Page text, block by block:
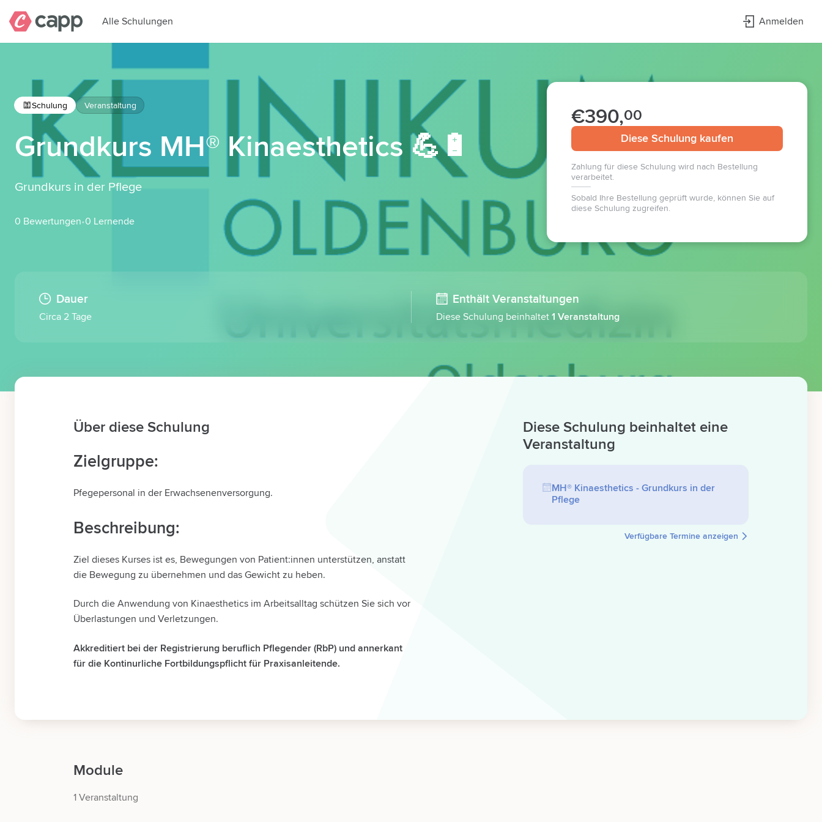
Alle Schulungen Anmelden
Schulung Veranstaltung
Grundkurs MH® Kinaesthetics 💪🔋
Grundkurs in der Pflege
0 Bewertungen 0 Lernende
€390,00
Diese Schulung kaufen
Zahlung für diese Schulung wird nach Bestellung
verarbeitet.
Sobald Ihre Bestellung geprüft wurde, können Sie auf
diese Schulung zugreifen.
Dauer
Circa 2 Tage
Enthält Veranstaltungen
Diese Schulung beinhaltet1 Veranstaltung
Über diese Schulung
Zielgruppe:
Pfegepersonal in der Erwachsenenversorgung.
Beschreibung:
Ziel dieses Kurses ist es, Bewegungen von Patient:innen unterstützen, anstatt
die Bewegung zu übernehmen und das Gewicht zu heben.
Durch die Anwendung von Kinaesthetics im Arbeitsalltag schützen Sie sich vor
Überlastungen und Verletzungen.
Akkreditiert bei der Registrierung beruflich Pflegender (RbP) und annerkant
für die Kontinurliche Fortbildungspflicht für Praxisanleitende.
Diese Schulung beinhaltet eine
Veranstaltung
MH® Kinaesthetics - Grundkurs in der
Pflege
Verfügbare Termine anzeigen
Module
1 Veranstaltung